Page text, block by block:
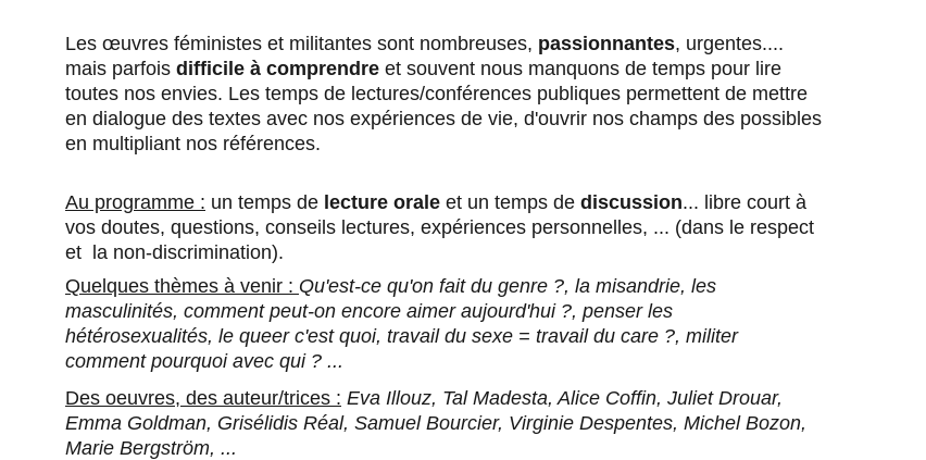
Les œuvres féministes et militantes sont nombreuses, passionnantes, urgentes....
mais parfois difficile à comprendre et souvent nous manquons de temps pour lire
toutes nos envies. Les temps de lectures/conférences publiques permettent de mettre
en dialogue des textes avec nos expériences de vie, d'ouvrir nos champs des possibles
en multipliant nos références.
Au programme : un temps de lecture orale et un temps de discussion... libre court à
vos doutes, questions, conseils lectures, expériences personnelles, ... (dans le respect
et  la non-discrimination).
Quelques thèmes à venir : Qu'est-ce qu'on fait du genre ?, la misandrie, les
masculinités, comment peut-on encore aimer aujourd'hui ?, penser les
hétérosexualités, le queer c'est quoi, travail du sexe = travail du care ?, militer
comment pourquoi avec qui ? ...
Des oeuvres, des auteur/trices : Eva Illouz, Tal Madesta, Alice Coffin, Juliet Drouar,
Emma Goldman, Grisélidis Réal, Samuel Bourcier, Virginie Despentes, Michel Bozon,
Marie Bergström, ...